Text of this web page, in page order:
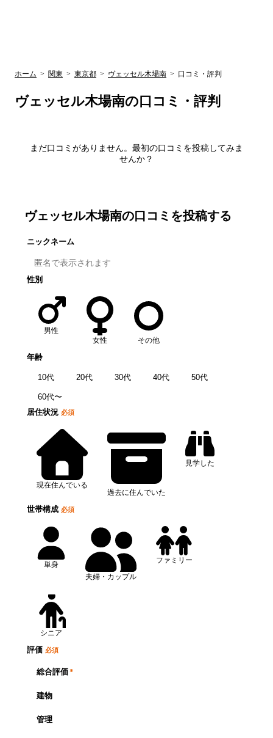
ホーム > 関東 > 東京都 > ヴェッセル木場南 > 口コミ・評判
ヴェッセル木場南の口コミ・評判
まだ口コミがありません。最初の口コミを投稿してみま
せんか？
ヴェッセル木場南の口コミを投稿する
ニックネーム
性別
男性
女性
その他
年齢
10代 20代 30代 40代 50代
60代〜
居住状況 必須
現在住んでいる
過去に住んでいた
見学した
世帯構成 必須
単身
夫婦・カップル
ファミリー
シニア
評価 必須
総合評価*
建物
管理